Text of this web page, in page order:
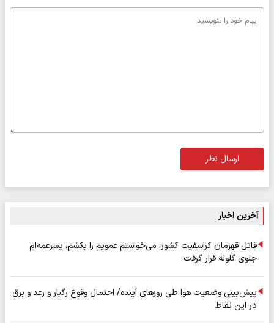
ارسال نظر
آخرین اخبار
قاتل قهرمان کراسفیت کشور: می‌خواستم عمویم را بکشم، پسرعمه‌ام
جلوی گلوله قرار گرفت
پیش‌بینی وضعیت هوا طی روزهای آینده/ احتمال وقوع رگبار و رعد و برق
در این نقاط